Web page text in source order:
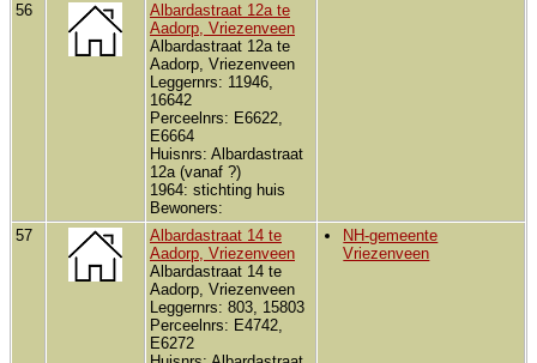
56
Albardastraat 12a te
Aadorp, Vriezenveen
Albardastraat 12a te
Aadorp, Vriezenveen
Leggernrs: 11946,
16642
Perceelnrs: E6622,
E6664
Huisnrs: Albardastraat
12a (vanaf ?)
1964: stichting huis
Bewoners:
57
Albardastraat 14 te
Aadorp, Vriezenveen
Albardastraat 14 te
Aadorp, Vriezenveen
Leggernrs: 803, 15803
Perceelnrs: E4742,
E6272
NH-gemeente
Vriezenveen